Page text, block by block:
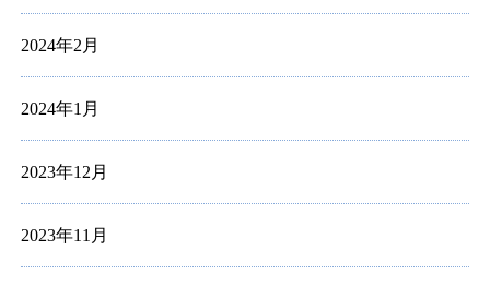
2024年2月
2024年1月
2023年12月
2023年11月